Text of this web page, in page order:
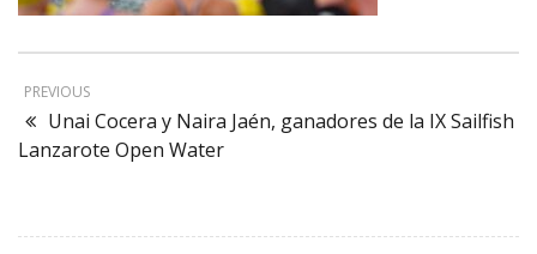
PREVIOUS
Unai Cocera y Naira Jaén, ganadores de la IX Sailfish
Lanzarote Open Water